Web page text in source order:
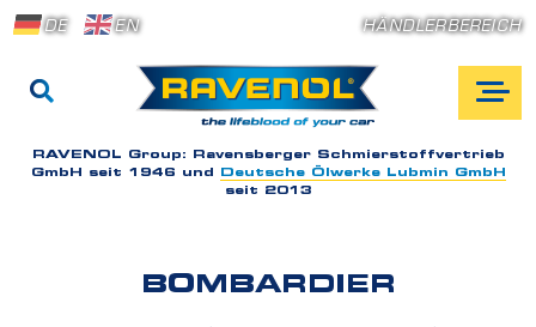
DE EN HÄNDLERBEREICH
RAVENOL Group: Ravensberger Schmierstoffvertrieb
GmbH seit 1946 und
Deutsche Ölwerke Lubmin GmbH
seit 2013
BOMBARDIER